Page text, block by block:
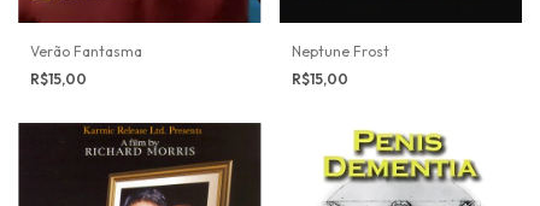
Verão Fantasma
R$15,00
Neptune Frost
R$15,00